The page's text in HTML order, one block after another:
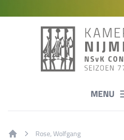
MENU
Rose, Wolfgang